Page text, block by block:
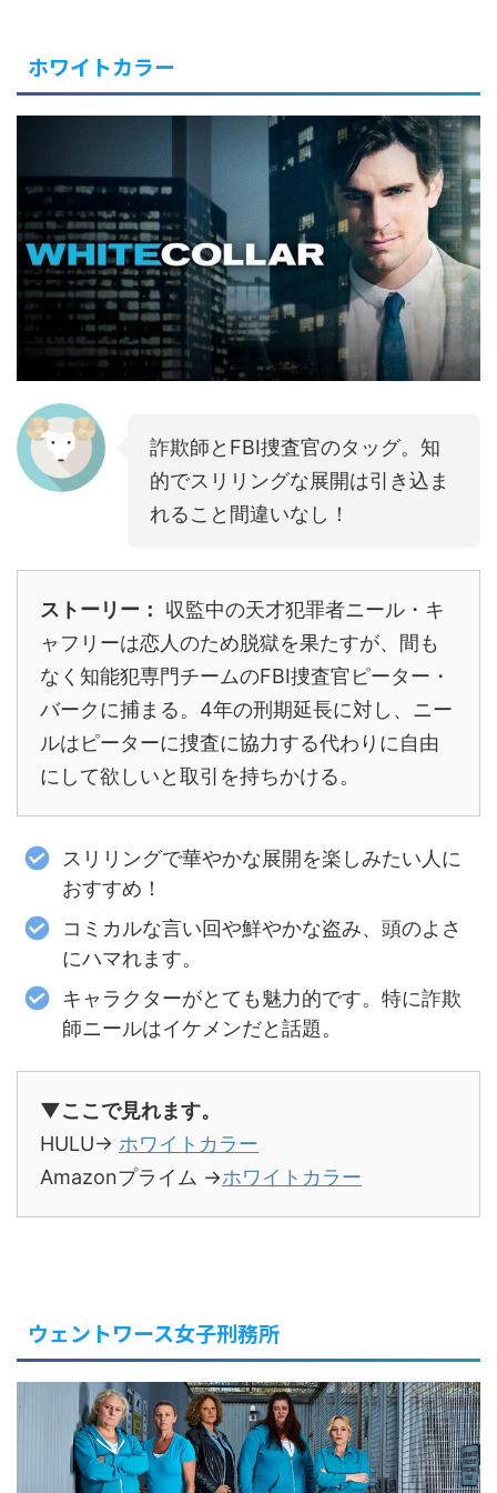
ホワイトカラー
詐欺師とFBI捜査官のタッグ。知
的でスリリングな展開は引き込ま
れること間違いなし！
ストーリー：
収監中の天才犯罪者ニール・キ
ャフリーは恋人のため脱獄を果たすが、間も
なく知能犯専門チームのFBI捜査官ピーター・
バークに捕まる。4年の刑期延長に対し、ニー
ルはピーターに捜査に協力する代わりに自由
にして欲しいと取引を持ちかける。
スリリングで華やかな展開を楽しみたい人に
おすすめ！
コミカルな言い回や鮮やかな盗み、頭のよさ
にハマれます。
キャラクターがとても魅力的です。特に詐欺
師ニールはイケメンだと話題。
▼ここで見れます。
HULU→ ホワイトカラー
Amazonプライム →ホワイトカラー
ウェントワース女子刑務所